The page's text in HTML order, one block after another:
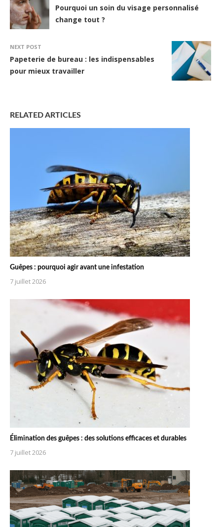
Pourquoi un soin du visage personnalisé
change tout ?
NEXT POST
Papeterie de bureau : les indispensables
pour mieux travailler
RELATED ARTICLES
Guêpes : pourquoi agir avant une infestation
7 juillet 2026
Élimination des guêpes : des solutions efficaces et durables
7 juillet 2026